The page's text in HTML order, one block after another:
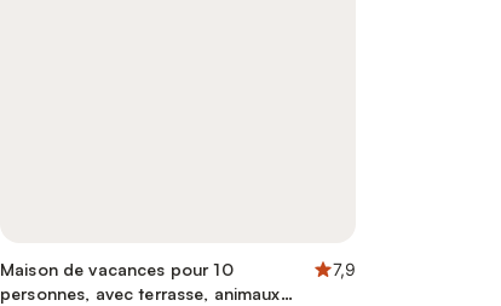
Maison de vacances pour 10
personnes, avec terrasse, animaux
7,9